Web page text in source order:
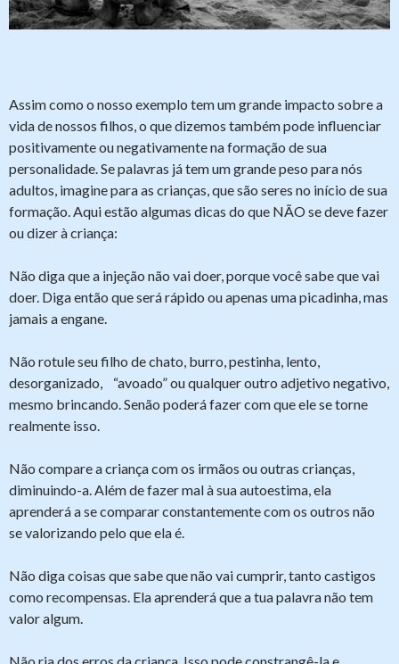
Assim como o nosso exemplo tem um grande impacto sobre a
vida de nossos filhos, o que dizemos também pode influenciar
positivamente ou negativamente na formação de sua
personalidade. Se palavras já tem um grande peso para nós
adultos, imagine para as crianças, que são seres no início de sua
formação. Aqui estão algumas dicas do que NÃO se deve fazer
ou dizer à criança:
Não diga que a injeção não vai doer, porque você sabe que vai
doer. Diga então que será rápido ou apenas uma picadinha, mas
jamais a engane.
Não rotule seu filho de chato, burro, pestinha, lento,
desorganizado, “avoado” ou qualquer outro adjetivo negativo,
mesmo brincando. Senão poderá fazer com que ele se torne
realmente isso.
Não compare a criança com os irmãos ou outras crianças,
diminuindo-a. Além de fazer mal à sua autoestima, ela
aprenderá a se comparar constantemente com os outros não
se valorizando pelo que ela é.
Não diga coisas que sabe que não vai cumprir, tanto castigos
como recompensas. Ela aprenderá que a tua palavra não tem
valor algum.